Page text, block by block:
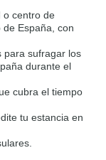
o centro de
España, con
para sufragar los
durante el
cubra el tiempo
tu estancia en